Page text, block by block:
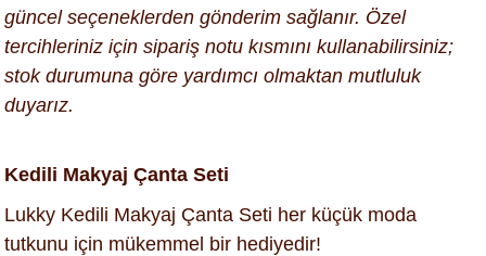
güncel seçeneklerden gönderim sağlanır. Özel
tercihleriniz için sipariş notu kısmını kullanabilirsiniz;
stok durumuna göre yardımcı olmaktan mutluluk
duyarız.
Kedili Makyaj Çanta Seti
Lukky Kedili Makyaj Çanta Seti her küçük moda
tutkunu için mükemmel bir hediyedir!